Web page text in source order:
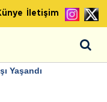
İletişim
Yaşandı